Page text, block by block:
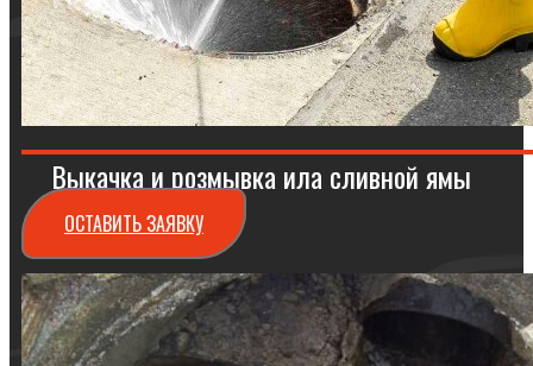
Выкачка и розмывка ила сливной ямы
ОСТАВИТЬ ЗАЯВКУ